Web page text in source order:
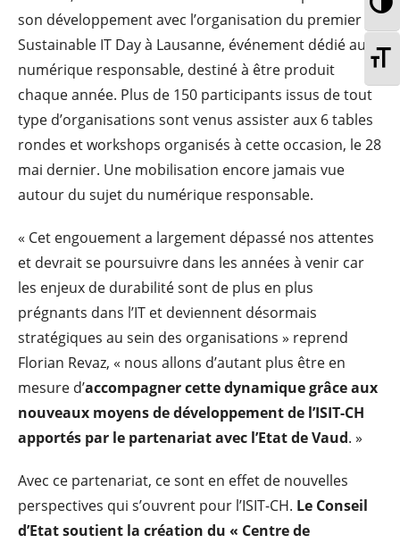
son développement avec l’organisation du premier
Sustainable IT Day à Lausanne, événement dédié au
numérique responsable, destiné à être produit
chaque année. Plus de 150 participants issus de tout
type d’organisations sont venus assister aux 6 tables
rondes et workshops organisés à cette occasion, le 28
mai dernier. Une mobilisation encore jamais vue
autour du sujet du numérique responsable.
« Cet engouement a largement dépassé nos attentes
et devrait se poursuivre dans les années à venir car
les enjeux de durabilité sont de plus en plus
prégnants dans l’IT et deviennent désormais
stratégiques au sein des organisations » reprend
Florian Revaz, « nous allons d’autant plus être en
mesure d’accompagner cette dynamique grâce aux
nouveaux moyens de développement de l’ISIT-CH
apportés par le partenariat avec l’Etat de Vaud. »
Avec ce partenariat, ce sont en effet de nouvelles
perspectives qui s’ouvrent pour l’ISIT-CH. Le Conseil
d’Etat soutient la création du « Centre de